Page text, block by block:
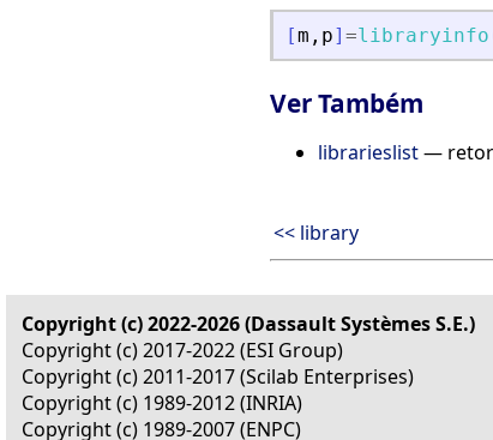
[m , p] =libraryinfo
Ver Também
librarieslist—
<< library
Copyright (c) 2022-2026 (Dassault Systèmes S.E.)
Copyright (c) 2017-2022 (ESI Group)
Copyright (c) 2011-2017 (Scilab Enterprises)
Copyright (c) 1989-2012 (INRIA)
Copyright (c) 1989-2007 (ENPC)